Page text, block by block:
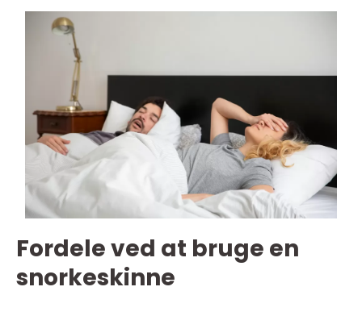
Fordele ved at bruge en
snorkeskinne